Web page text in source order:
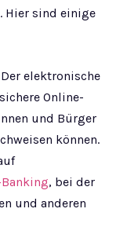
Hier sind einige
elektronische
Online-
und Bürger
können.
, bei der
und anderen